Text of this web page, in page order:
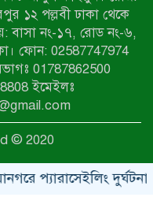
গণপিটুনির পর
তিন ক্যাটাগরিতে
সংস্কৃতি অঙ্গনেও রয়েছে
দ্রুত গ্রেফতার ও
নীলফামারীতে বিক্ষোভ ও
১২ পল্লবী ঢাকা থেকে
বাসা নং-১৭, রোড নং-৬,
ফোন: 02587747974
01787862500
ইমেইলঃ
© 2020
প্যারাসেইলিং দুর্ঘটনায়